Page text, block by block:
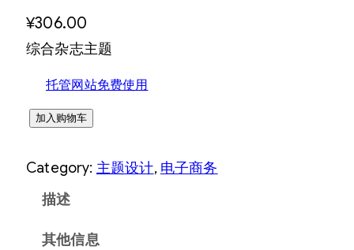
¥306.00
综合杂志主题
托管网站免费使用
U
加入购物车
Category: 主题设计, 电子商务
描述
其他信息